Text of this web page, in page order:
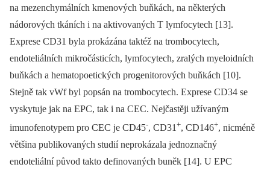
na mezenchymálních kmenových buňkách, na některých
nádorových tkáních i na aktivovaných T lymfocytech [13].
Exprese CD31 byla prokázána taktéž na trombocytech,
endoteliálních mikročásticích, lymfocytech, zralých myeloidních
buňkách a hematopoetických progenitorových buňkách [10].
Stejně tak vWf byl popsán na trombocytech. Exprese CD34 se
vyskytuje jak na EPC, tak i na CEC. Nejčastěji užívaným
imunofenotypem pro CEC je CD45-, CD31 +, CD146+, nicméně
většina publikovaných studií neprokázala jednoznačný
endoteliální původ takto definovaných buněk [14]. U EPC